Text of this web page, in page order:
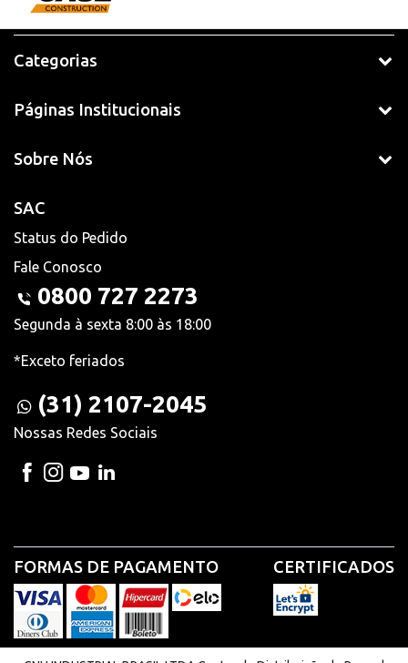
Categorias
Páginas Institucionais
Sobre Nós
SAC
Status do Pedido
Fale Conosco
0800 727 2273
Segunda à sexta 8:00 às 18:00
*Exceto feriados
(31) 2107-2045
Nossas Redes Sociais
FORMAS DE PAGAMENTO CERTIFICADOS